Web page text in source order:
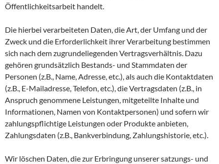
Öffentlichkeitsarbeit handelt.
Die hierbei verarbeiteten Daten, die Art, der Umfang und der
Zweck und die Erforderlichkeit ihrer Verarbeitung bestimmen
sich nach dem zugrundeliegenden Vertragsverhältnis. Dazu
gehören grundsätzlich Bestands- und Stammdaten der
Personen (z.B., Name, Adresse, etc.), als auch die Kontaktdaten
(z.B., E-Mailadresse, Telefon, etc.), die Vertragsdaten (z.B., in
Anspruch genommene Leistungen, mitgeteilte Inhalte und
Informationen, Namen von Kontaktpersonen) und sofern wir
zahlungspflichtige Leistungen oder Produkte anbieten,
Zahlungsdaten (z.B., Bankverbindung, Zahlungshistorie, etc.).
Wir löschen Daten, die zur Erbringung unserer satzungs- und